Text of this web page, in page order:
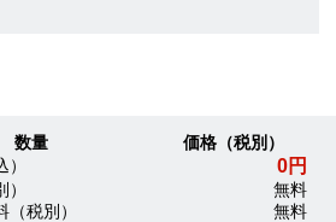
数量
価格（税別）
0円
無料
（税別）
無料